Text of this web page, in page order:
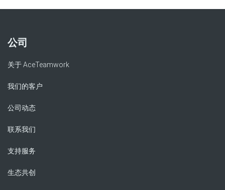
公司
关于 AceTeamwork
我们的客户
公司动态
联系我们
支持服务
生态共创